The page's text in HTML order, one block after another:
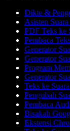
Dikte &
Asisten
PDF Teks ke
Pembaca
Generator
Generator
Program
Generator
Teks ke
Pengubah
Pembaca
Bisakah
Ekstensi